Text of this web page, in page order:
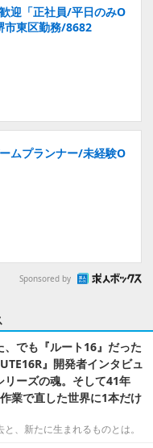
迎「正社員/平日のみO
市東区勤務/8682
ムプランナー/未経験O
Sponsored by
でも『ルート16』だった
』開発者インタビュ
リーズの魂。そして41年
業で直した世界に1本だけ
、新たに生まれるものとは。